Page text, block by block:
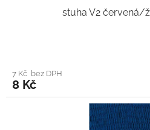
stuha V2 červená/
7 Kč bez DPH
8 Kč